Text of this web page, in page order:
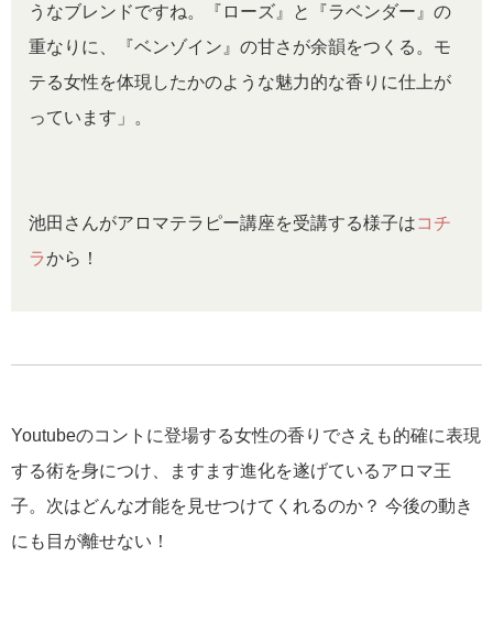
うなブレンドですね。『ローズ』と『ラベンダー』の
重なりに、『ベンゾイン』の甘さが余韻をつくる。モ
テる女性を体現したかのような魅力的な香りに仕上が
っています」。
池田さんがアロマテラピー講座を受講する様子はコチ
ラから！
Youtubeのコントに登場する女性の香りでさえも的確に表現
する術を身につけ、ますます進化を遂げているアロマ王
子。次はどんな才能を見せつけてくれるのか？ 今後の動き
にも目が離せない！